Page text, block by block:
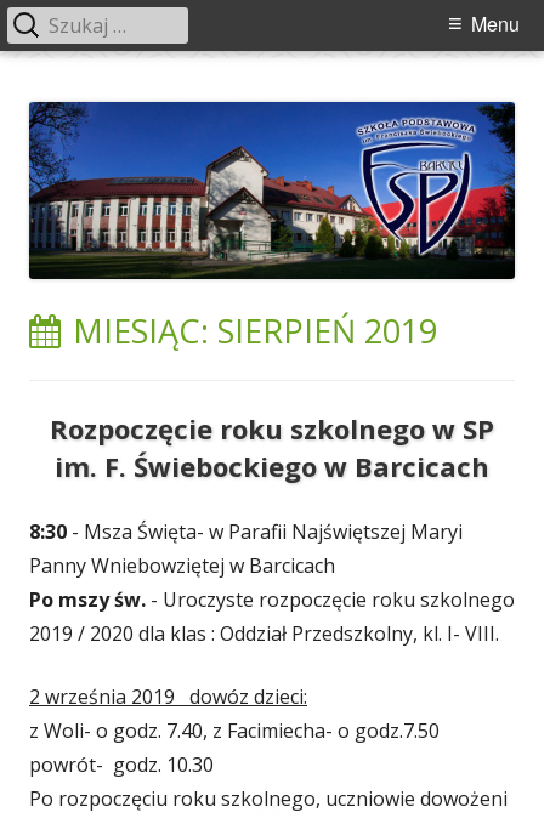
treści
Świebockiego w Barcicach
Menu
Menu
Szukaj:
MIESIĄC: SIERPIEŃ 2019
Rozpoczęcie roku szkolnego w SP
im. F. Świebockiego w Barcicach
8:30 - Msza Święta- w Parafii Najświętszej Maryi
Panny Wniebowziętej w Barcicach
Po mszy św. - Uroczyste rozpoczęcie roku szkolnego
2019 / 2020 dla klas : Oddział Przedszkolny, kl. I- VIII.
2 września 2019 dowóz dzieci:
z Woli- o godz. 7.40, z Facimiecha- o godz.7.50
powrót- godz. 10.30
Po rozpoczęciu roku szkolnego, uczniowie dowożeni